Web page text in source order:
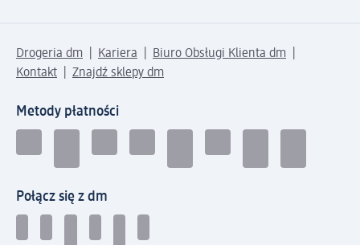
Drogeria dm Kariera
Biuro Obsługi Klienta dm
Kontakt
Znajdź sklepy dm
Metody płatności
Połącz się z dm